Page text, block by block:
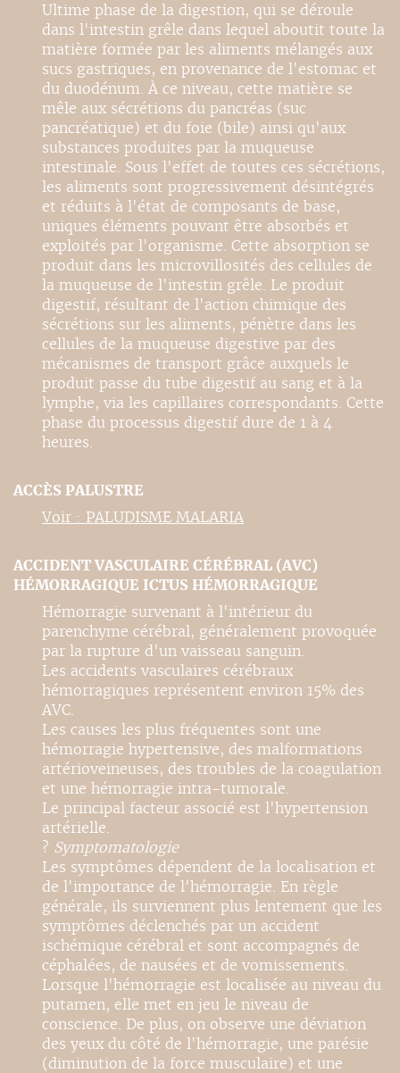
Ultime phase de la digestion, qui se déroule
dans l'intestin grêle dans lequel aboutit toute la
matière formée par les aliments mélangés aux
sucs gastriques, en provenance de l'estomac et
du duodénum. À ce niveau, cette matière se
mêle aux sécrétions du pancréas (suc
pancréatique) et du foie (bile) ainsi qu'aux
substances produites par la muqueuse
intestinale. Sous l'effet de toutes ces sécrétions,
les aliments sont progressivement désintégrés
et réduits à l'état de composants de base,
uniques éléments pouvant être absorbés et
exploités par l'organisme. Cette absorption se
produit dans les microvillosités des cellules de
la muqueuse de l'intestin grêle. Le produit
digestif, résultant de l'action chimique des
sécrétions sur les aliments, pénètre dans les
cellules de la muqueuse digestive par des
mécanismes de transport grâce auxquels le
produit passe du tube digestif au sang et à la
lymphe, via les capillaires correspondants. Cette
phase du processus digestif dure de 1 à 4
heures.
ACCÈS PALUSTRE
Voir : PALUDISME MALARIA
ACCIDENT VASCULAIRE CÉRÉBRAL (AVC)
HÉMORRAGIQUE ICTUS HÉMORRAGIQUE
Hémorragie survenant à l'intérieur du
parenchyme cérébral, généralement provoquée
par la rupture d'un vaisseau sanguin.
Les accidents vasculaires cérébraux
hémorragiques représentent environ 15% des
AVC.
Les causes les plus fréquentes sont une
hémorragie hypertensive, des malformations
artérioveineuses, des troubles de la coagulation
et une hémorragie intra-tumorale.
Le principal facteur associé est l'hypertension
artérielle.
? Symptomatologie
Les symptômes dépendent de la localisation et
de l'importance de l'hémorragie. En règle
générale, ils surviennent plus lentement que les
symptômes déclenchés par un accident
ischémique cérébral et sont accompagnés de
céphalées, de nausées et de vomissements.
Lorsque l'hémorragie est localisée au niveau du
putamen, elle met en jeu le niveau de
conscience. De plus, on observe une déviation
des yeux du côté de l'hémorragie, une parésie
(diminution de la force musculaire) et une